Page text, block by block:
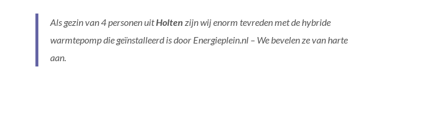
Als gezin van 4 personen uitHolten zijn wij enorm tevreden met de hybride
warmtepomp die geïnstalleerd is door Energieplein.nl – We bevelen ze van harte
aan.